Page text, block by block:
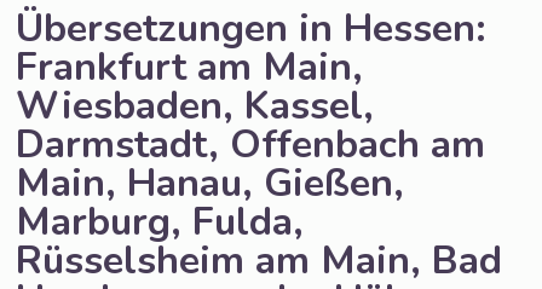
Übersetzungen in Hessen:
Frankfurt am Main,
Wiesbaden, Kassel,
Darmstadt, Offenbach am
Main, Hanau, Gießen,
Marburg, Fulda,
Rüsselsheim am Main, Bad